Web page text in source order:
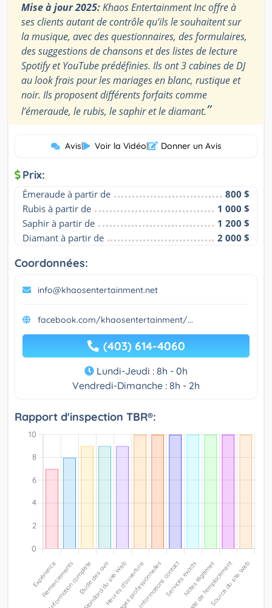
Mise à jour 2025:Khaos Entertainment Inc offre à
ses clients autant de contrôle qu’ils le souhaitent sur
la musique, avec des questionnaires, des formulaires,
des suggestions de chansons et des listes de lecture
Spotify et YouTube prédéfinies. Ils ont 3 cabines de DJ
au look frais pour les mariages en blanc, rustique et
noir. Ils proposent différents forfaits comme
l’émeraude, le rubis, le saphir et le diamant.”
Avis| Voir la Vidéo| Donner un Avis
Prix:
Émeraude à partir de
800 $
Rubis à partir de
1 000 $
Saphir à partir de
1 200 $
Diamant à partir de
2 000 $
Coordonnées:
info@khaosentertainment.net
facebook.com/khaosentertainment/...
(403) 614-4060
Lundi-Jeudi : 8h - 0h
Vendredi-Dimanche : 8h - 2h
Rapport d'inspection TBR®: